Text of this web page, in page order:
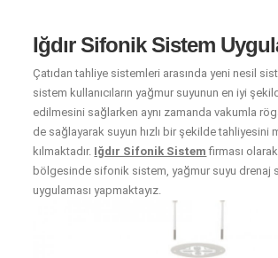
Iğdır Sifonik Sistem
Çatıdan tahliye sistemleri arasında yeni nesil
sistem kullanıcıların yağmur suyunun en iyi
edilmesini sağlarken aynı zamanda vakumla
de sağlayarak suyun hızlı bir şekilde tahliyesini
kılmaktadır. Iğdır Sifonik Sistem firması
bölgesinde sifonik sistem, yağmur suyu drenaj
uygulaması yapmaktayız.